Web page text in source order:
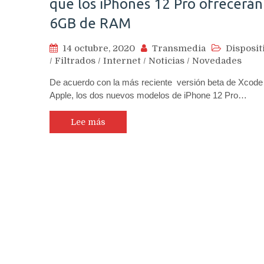
que los iPhones 12 Pro ofrecerán
6GB de RAM
14 octubre, 2020 Transmedia
/ Filtrados / Internet / Noticias / Novedades
De acuerdo con la más reciente versión beta de
Apple, los dos nuevos modelos de iPhone 12 Pro…
Lee más